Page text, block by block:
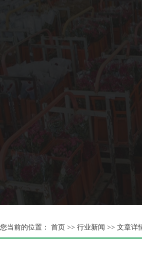
您当前的位置： 首页 >> 行业新闻 >> 文章详